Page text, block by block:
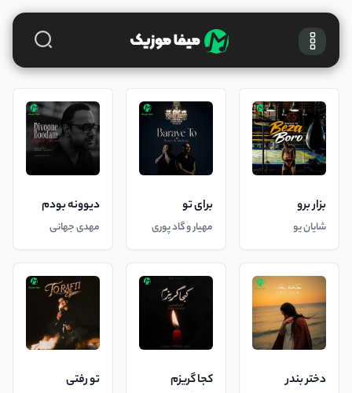
بزار برو
شایان یو
برای تو
مهیار و گاد پوری
دیوونه بودم
مهدی جهانی
دختر بندر کجا گریزم تو رفتی